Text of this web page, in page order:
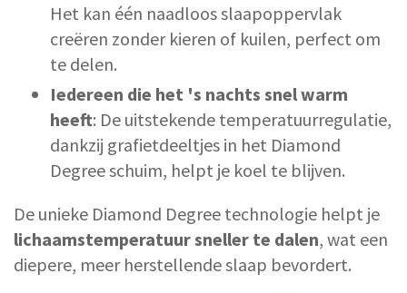
Het kan één naadloos slaapoppervlak
creëren zonder kieren of kuilen, perfect om
te delen.
Iedereen die het 's nachts snel warm
heeft: De uitstekende temperatuurregulatie,
dankzij grafietdeeltjes in het Diamond
Degree schuim, helpt je koel te blijven.
De unieke Diamond Degree technologie helpt je
lichaamstemperatuur sneller te dalen, wat een
diepere, meer herstellende slaap bevordert.